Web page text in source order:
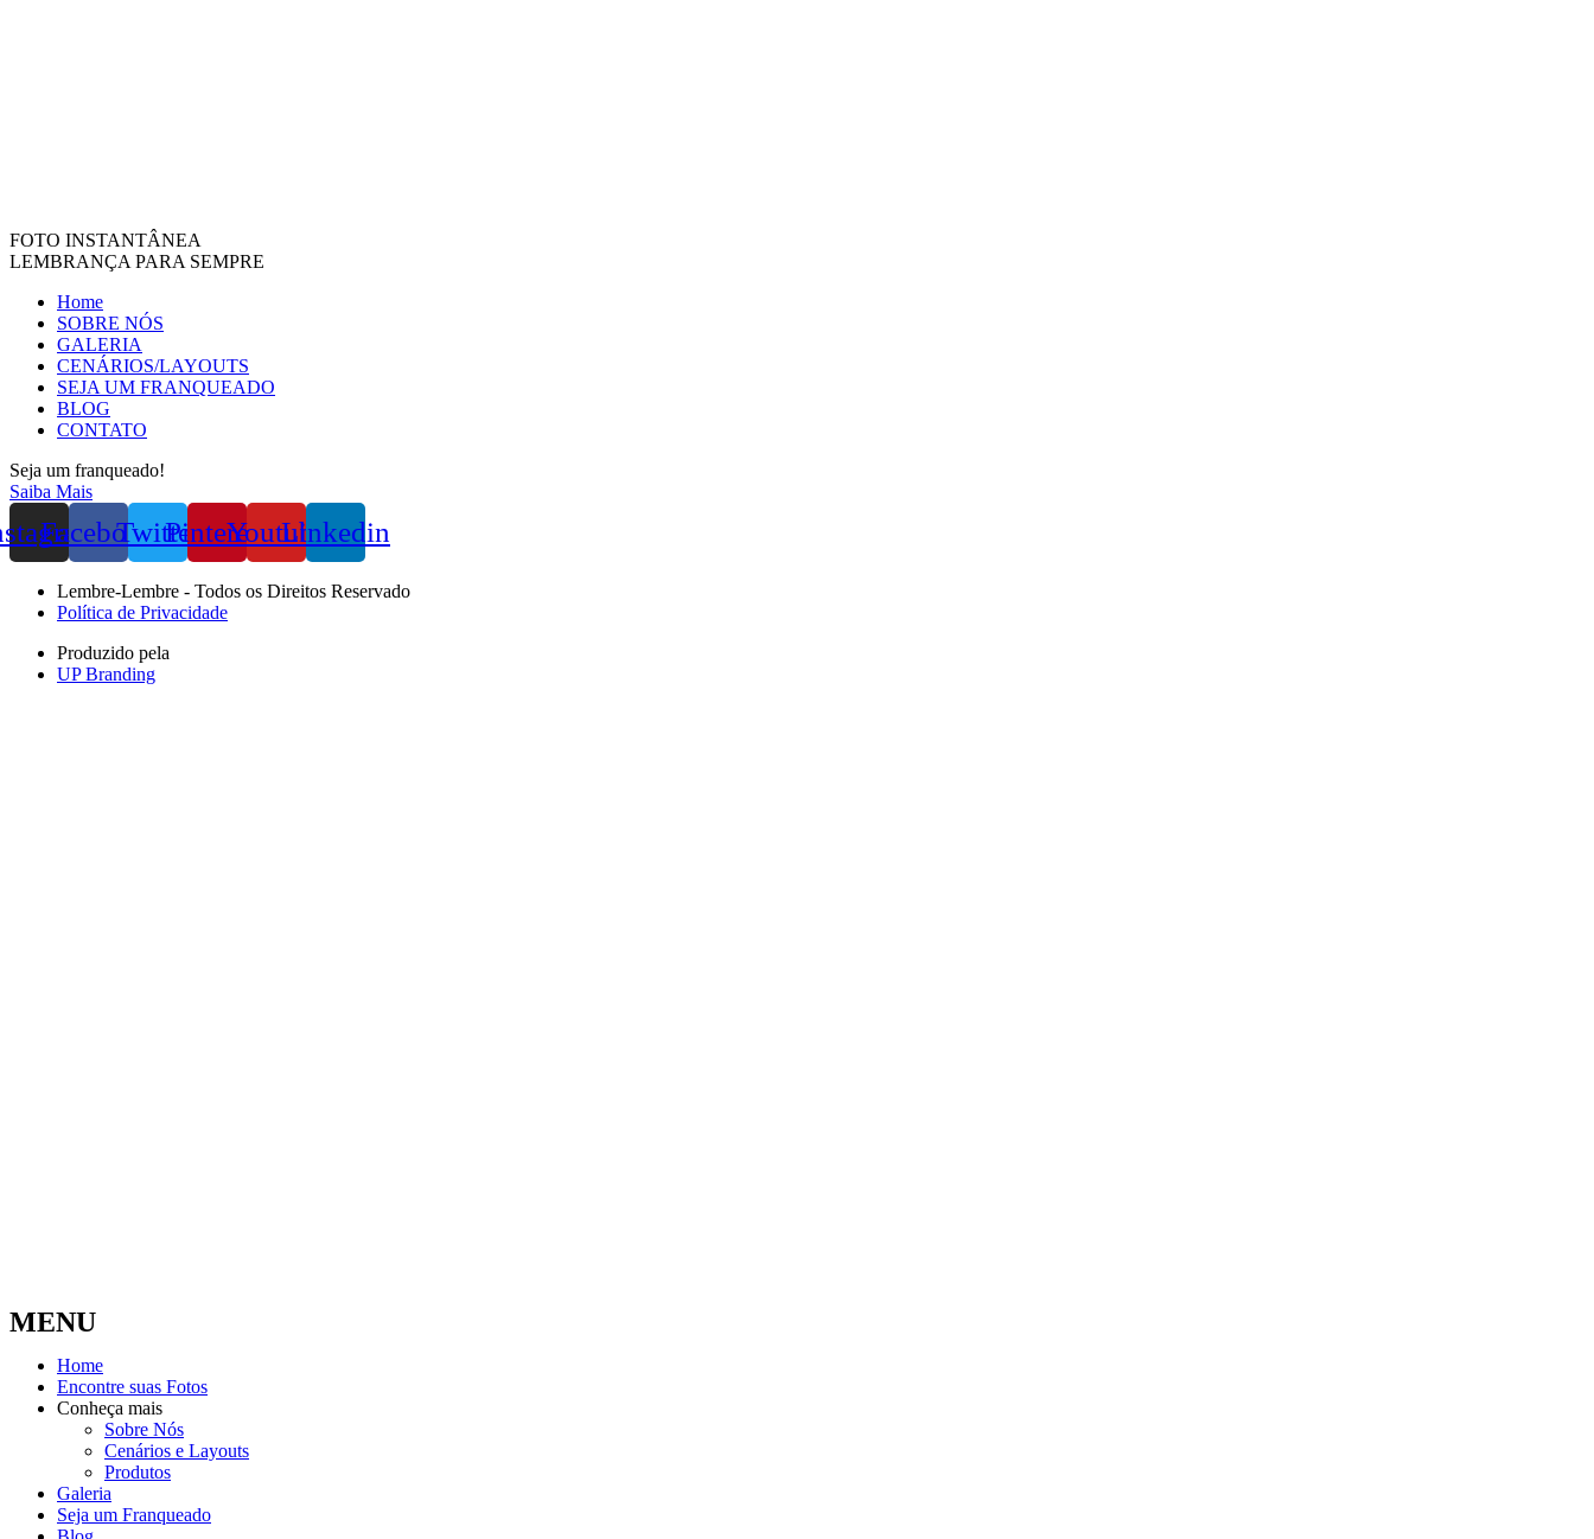
FOTO INSTANTÂNEA
LEMBRANÇA PARA SEMPRE
Home
SOBRE NÓS
GALERIA
CENÁRIOS/LAYOUTS
SEJA UM FRANQUEADO
BLOG
CONTATO
Seja um franqueado!
Saiba Mais
FacebookTwitterPinterestYoutubeLinkedin
Lembre-Lembre - Todos os Direitos Reservado
Política de Privacidade
Produzido pela
UP Branding
MENU
Home
Encontre suas Fotos
Conheça mais
Sobre Nós
Cenários e Layouts
Produtos
Galeria
Seja um Franqueado